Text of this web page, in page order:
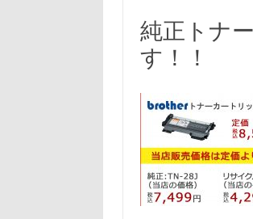
純正トナ
す！！